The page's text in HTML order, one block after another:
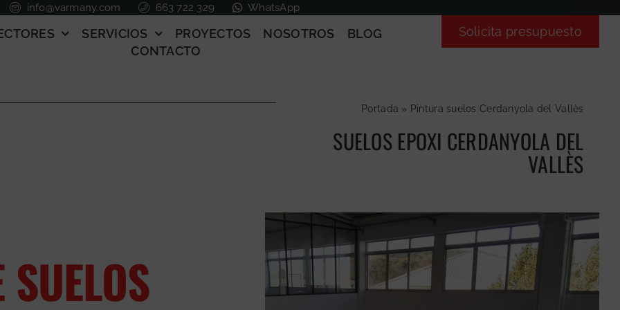
info@varmany.com 663 722 329 WhatsApp
SERVICIOS PROYECTOS NOSOTROS
BLOG
CONTACTO
Solicita presupuesto
Portada » Pintura suelos Cerdanyola del Vallès
SUELOS EPOXI CERDANYOLA DEL
VALLÈS